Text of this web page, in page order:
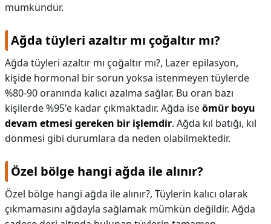
mümkündür.
Ağda tüyleri azaltır mı çoğaltır mı?
Ağda tüyleri azaltır mı çoğaltır mı?, Lazer epilasyon,
kişide hormonal bir sorun yoksa istenmeyen tüylerde
%80-90 oranında kalıcı azalma sağlar. Bu oran bazı
kişilerde %95'e kadar çıkmaktadır. Ağda iseömür boyu
devam etmesi gereken bir işlemdir. Ağda kıl batığı, kıl
dönmesi gibi durumlara da neden olabilmektedir.
Özel bölge hangi ağda ile alınır?
Özel bölge hangi ağda ile alınır?, Tüylerin kalıcı olarak
çıkmamasını ağdayla sağlamak mümkün değildir. Ağda